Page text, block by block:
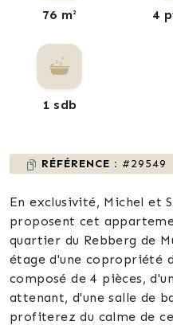
76 m² 4
1 sdb
RÉFÉRENCE : #29549
En exclusivité, Michel et
proposent cet
quartier du Rebberg de
étage d'une copropriété
composé de 4 pièces,
attenant, d'une salle de
profiterez du calme de